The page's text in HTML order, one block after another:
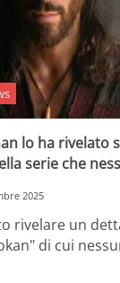
lo ha rivelato
serie che
2025
rivelare un
di cui